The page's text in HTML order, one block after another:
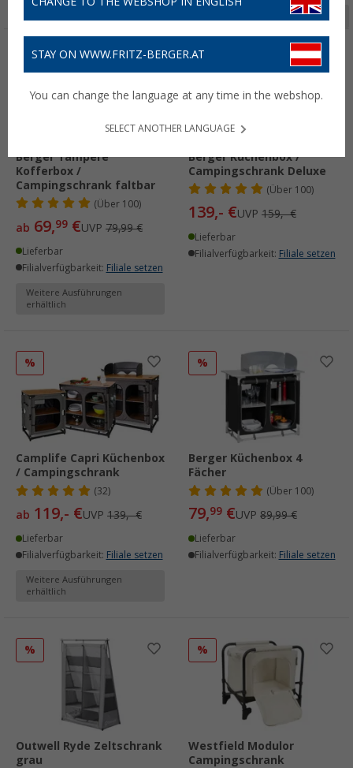
Seite 1 von 3
%
Berger Tampere
Kofferbox /
Campingschrank faltbar
(Über100)
ab 69,99 €UVP 79,99 €
Lieferbar
Filialverfügbarkeit: Filiale setzen
Weitere Ausführungen
erhältlich
%
Berger Küchenbox /
Campingschrank Deluxe
(Über100)
139,- €UVP 159,- €
Lieferbar
Filialverfügbarkeit: Filiale setzen
%
Camplife Capri Küchenbox
/ Campingschrank
(32)
ab 119,- €UVP 139,- €
Lieferbar
Filialverfügbarkeit: Filiale setzen
Weitere Ausführungen
erhältlich
%
Berger Küchenbox 4
Fächer
(Über100)
79,99 €UVP 89,99 €
Lieferbar
Filialverfügbarkeit: Filiale setzen
%
Outwell Ryde Zeltschrank
grau
%
Westfield Modulor
Campingschrank
STAY ON WWW.FRITZ-BERGER.AT
You can change the language at any time in the webshop.
SELECT ANOTHER LANGUAGE